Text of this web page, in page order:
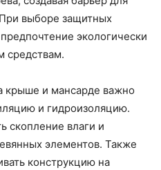
выборе защитных
экологически
средствам.
крыше и мансарде важно
и гидроизоляцию.
скопление влаги и
элементов. Также
конструкцию на